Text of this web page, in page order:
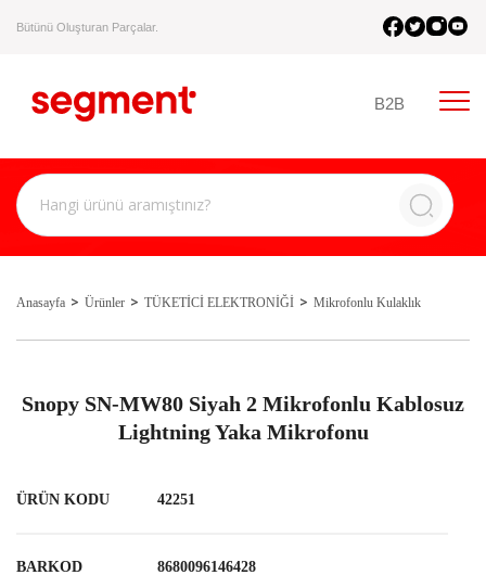
Bütünü Oluşturan Parçalar.
B2B
Anasayfa Ürünler TÜKETİCİ ELEKTRONİĞİ Mikrofonlu Kulaklık
Snopy SN-MW80 Siyah 2 Mikrofonlu Kablosuz
Lightning Yaka Mikrofonu
ÜRÜN KODU 42251
BARKOD 8680096146428